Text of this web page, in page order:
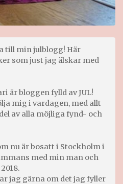
till min julblogg! Här
som just jag älskar med
är bloggen fylld av JUL!
mig i vardagen, med allt
av alla möjliga fynd- och
nu är bosatt i Stockholm i
med min man och
jag gärna om det jag fyller